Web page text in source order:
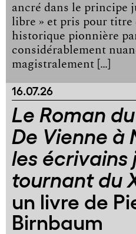
ancré dans le principe
libre » et pris pour titre
historique pionnière
considérablement
magistralement […]
16.07.26
Le Roman
De Vienne à
les écrivains
tournant du
un livre de
Birnbaum